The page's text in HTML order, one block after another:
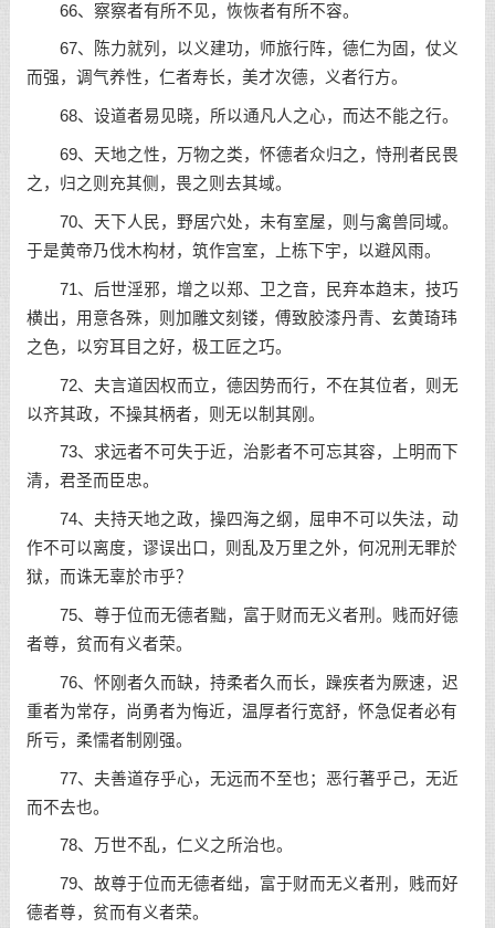
66、察察者有所不见，恢恢者有所不容。
67、陈力就列，以义建功，师旅行阵，德仁为固，仗义
而强，调气养性，仁者寿长，美才次德，义者行方。
68、设道者易见晓，所以通凡人之心，而达不能之行。
69、天地之性，万物之类，怀德者众归之，恃刑者民畏
之，归之则充其侧，畏之则去其域。
70、天下人民，野居穴处，未有室屋，则与禽兽同域。
于是黄帝乃伐木构材，筑作宫室，上栋下宇，以避风雨。
71、后世淫邪，增之以郑、卫之音，民弃本趋末，技巧
横出，用意各殊，则加雕文刻镂，傅致胶漆丹青、玄黄琦玮
之色，以穷耳目之好，极工匠之巧。
72、夫言道因权而立，德因势而行，不在其位者，则无
以齐其政，不操其柄者，则无以制其刚。
73、求远者不可失于近，治影者不可忘其容，上明而下
清，君圣而臣忠。
74、夫持天地之政，操四海之纲，屈申不可以失法，动
作不可以离度，谬误出口，则乱及万里之外，何况刑无罪於
狱，而诛无辜於市乎？
75、尊于位而无德者黜，富于财而无义者刑。贱而好德
者尊，贫而有义者荣。
76、怀刚者久而缺，持柔者久而长，躁疾者为厥速，迟
重者为常存，尚勇者为悔近，温厚者行宽舒，怀急促者必有
所亏，柔懦者制刚强。
77、夫善道存乎心，无远而不至也；恶行著乎己，无近
而不去也。
78、万世不乱，仁义之所治也。
79、故尊于位而无德者绌，富于财而无义者刑，贱而好
德者尊，贫而有义者荣。